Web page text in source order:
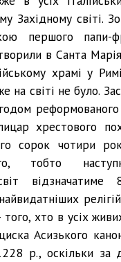
Західному світі.
першого папи-
в Санта
храмі у
на світі не було.
хрестового
сорок чотири
тобто
того, хто в усіх
Асизького
р., оскільки за